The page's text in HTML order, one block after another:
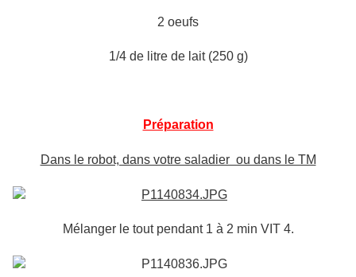
2 oeufs
1/4 de litre de lait (250 g)
Préparation
Dans le robot, dans votre saladier ou dans le TM
Mélanger le tout pendant 1 à 2 min VIT 4.